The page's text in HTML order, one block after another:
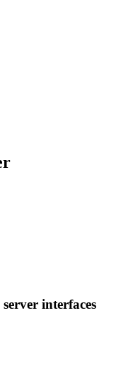
interfaces